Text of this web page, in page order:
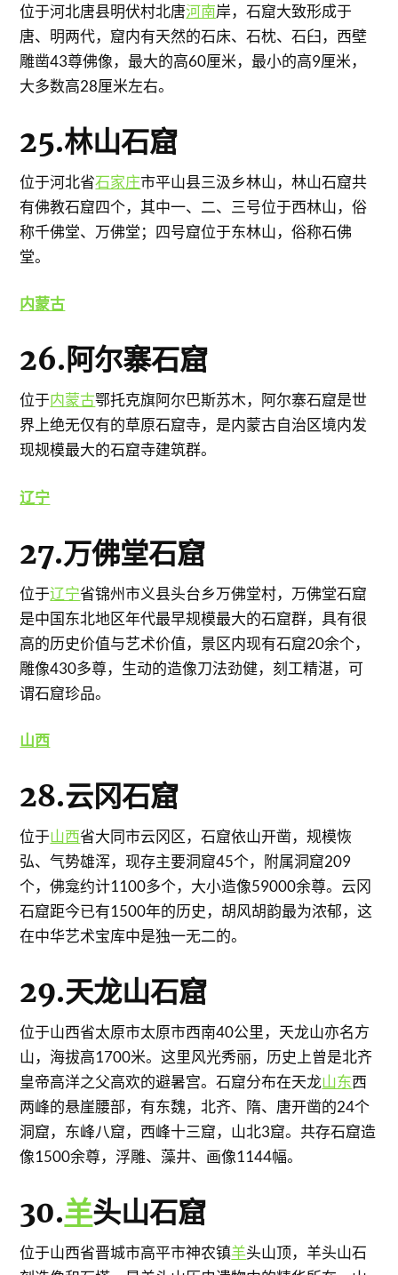
位于河北唐县明伏村北唐河南岸，石窟大致形成于
唐、明两代，窟内有天然的石床、石枕、石臼，西壁
雕凿43尊佛像，最大的高60厘米，最小的高9厘米，
大多数高28厘米左右。
25.林山石窟
位于河北省石家庄市平山县三汲乡林山，林山石窟共
有佛教石窟四个，其中一、二、三号位于西林山，俗
称千佛堂、万佛堂；四号窟位于东林山，俗称石佛
堂。
内蒙古
26.阿尔寨石窟
位于内蒙古鄂托克旗阿尔巴斯苏木，阿尔寨石窟是世
界上绝无仅有的草原石窟寺，是内蒙古自治区境内发
现规模最大的石窟寺建筑群。
辽宁
27.万佛堂石窟
位于辽宁省锦州市义县头台乡万佛堂村，万佛堂石窟
是中国东北地区年代最早规模最大的石窟群，具有很
高的历史价值与艺术价值，景区内现有石窟20余个，
雕像430多尊，生动的造像刀法劲健，刻工精湛，可
谓石窟珍品。
山西
28.云冈石窟
位于山西省大同市云冈区，石窟依山开凿，规模恢
弘、气势雄浑，现存主要洞窟45个，附属洞窟209
个，佛龛约计1100多个，大小造像59000余尊。云冈
石窟距今已有1500年的历史，胡风胡韵最为浓郁，这
在中华艺术宝库中是独一无二的。
29.天龙山石窟
位于山西省太原市太原市西南40公里，天龙山亦名方
山，海拔高1700米。这里风光秀丽，历史上曾是北齐
皇帝高洋之父高欢的避暑宫。石窟分布在天龙山东西
两峰的悬崖腰部，有东魏，北齐、隋、唐开凿的24个
洞窟，东峰八窟，西峰十三窟，山北3窟。共存石窟造
像1500余尊，浮雕、藻井、画像1144幅。
30.羊头山石窟
位于山西省晋城市高平市神农镇羊头山顶，羊头山石